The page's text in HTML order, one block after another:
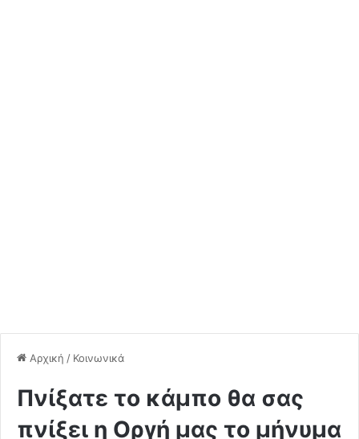
Αρχική / Κοινωνικά
Πνίξατε το κάμπο θα σας
πνίξει η Οργή μας το μήνυμα